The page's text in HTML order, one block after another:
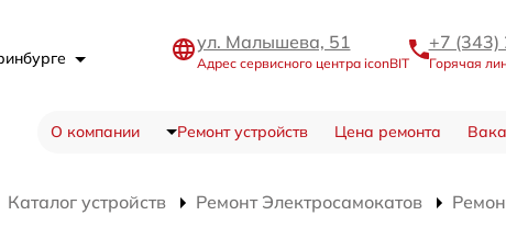
ул. Малышева, 51
Адрес сервисного центра iconBIT
+7
Горячая
О компании Ремонт устройств Цена ремонта
Каталог устройств Ремонт Электросамокатов